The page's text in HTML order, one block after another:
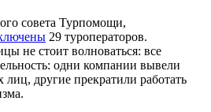
совета Турпомощи,
29 туроператоров.
не стоит волноваться: все
одни компании вывели
другие прекратили работать